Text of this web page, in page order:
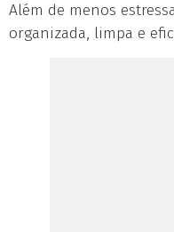
Além de menos
organizada, limpa e